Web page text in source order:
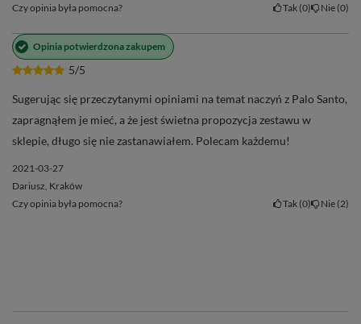
Czy opinia była pomocna?
Tak 0 Nie 0
5/5
Opinia potwierdzona zakupem
Sugerując się przeczytanymi opiniami na temat naczyń z Palo Santo,
zapragnąłem je mieć, a że jest świetna propozycja zestawu w
sklepie, długo się nie zastanawiałem. Polecam każdemu!
2021-03-27
Dariusz, Kraków
Czy opinia była pomocna?
Tak 0 Nie 2